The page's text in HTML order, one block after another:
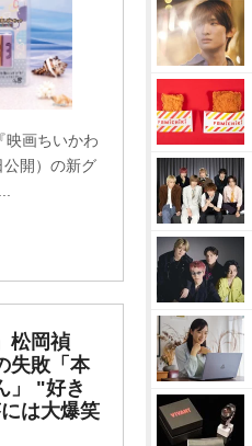
画ちいかわ
公開）の新グ
松岡禎
失敗「本
」 "好き
は大爆笑